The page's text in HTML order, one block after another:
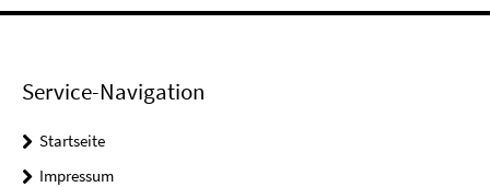
Service-Navigation
Startseite
Impressum